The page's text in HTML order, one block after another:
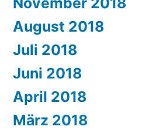
August 2018
Juli 2018
Juni 2018
April 2018
März 2018